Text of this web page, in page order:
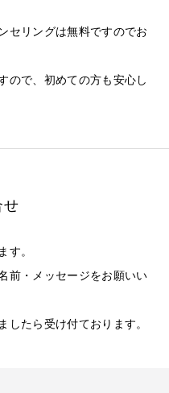
セリングは無料ですのでお
ので、初めての方も安心し
せ
す。
前・メッセージをお願いい
したら受け付ております。